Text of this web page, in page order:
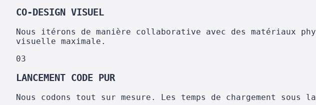
CO-DESIGN VISUEL
Nous itérons de manière collaborative avec des matériaux
visuelle maximale.
03
LANCEMENT CODE PUR
Nous codons tout sur mesure. Les temps de chargement